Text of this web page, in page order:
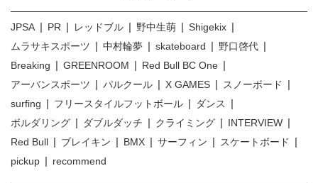
JPSA PR レッドブル 野中生萌
Shigekix
ムラサキスポーツ
中村輪夢 skateboard
野口啓代
Breaking
GREENROOM
Red Bull BC One
アーバンスポーツ
パルクール X GAMES
スノーボード
surfing
フリースタイルフットボール
ダンス
ボルダリング
ダブルダッチ クライミング
INTERVIEW
Red Bull
ブレイキン BMX サーフィン
スケートボード
pickup
recommend